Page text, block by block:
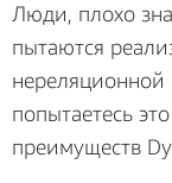
Люди, плохо
пытаются
нереляционной
попытаетесь
преимуществ